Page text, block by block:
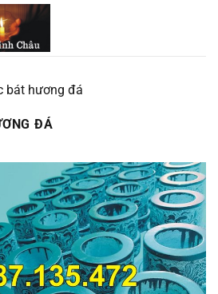
bát hương đá
ĐÁ